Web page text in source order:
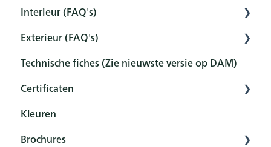
Interieur (FAQ's)
Voorbereiding
Voorbehandeling
Bescherming
Onderhoud en reiniging
Nabehandeling
Exterieur (FAQ's)
Voorbehandeling
Bescherming
Onderhoud en reiniging
FAQ
Technische fiches (Zie nieuwste versie op DAM)
Certificaten
Overzicht
Certificaten
Kleuren
Brochures